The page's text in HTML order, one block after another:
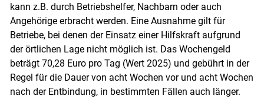
Skip to main content
kann z.B. durch Betriebshelfer, Nachbarn oder auch
Angehörige erbracht werden. Eine Ausnahme gilt für
Betriebe, bei denen der Einsatz einer Hilfskraft aufgrund
der örtlichen Lage nicht möglich ist. Das Wochengeld
beträgt 70,28 Euro pro Tag (Wert 2025) und gebührt in der
Regel für die Dauer von acht Wochen vor und acht Wochen
nach der Entbindung, in bestimmten Fällen auch länger.